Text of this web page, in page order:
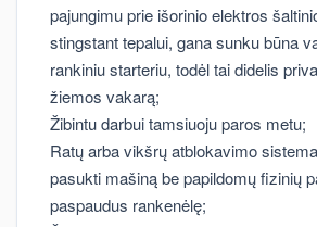
pajungimu prie išorinio elektros
stingstant tepalui, gana sunku būna
rankiniu starteriu, todėl tai didelis
žiemos vakarą;
Žibintu darbui tamsiuoju paros metu;
Ratų arba vikšrų atblokavimo
pasukti mašiną be papildomų fizinių
paspaudus rankenėlę;